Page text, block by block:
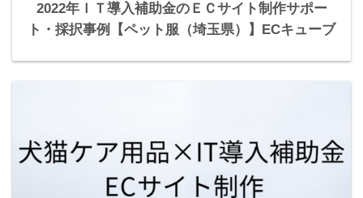
2022年ＩＴ導入補助金のＥＣサイト制作サポー
ト・採択事例【ペット服（埼玉県）】ECキューブ